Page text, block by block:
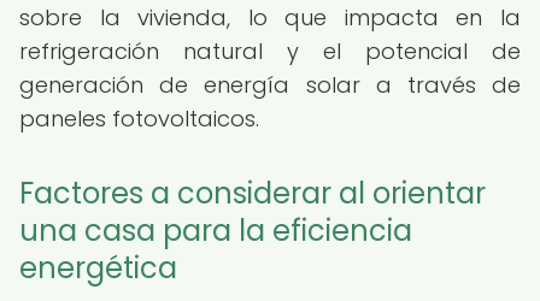
sobre la vivienda, lo que impacta en la
refrigeración natural y el potencial de
generación de energía solar a través de
paneles fotovoltaicos.
Factores a considerar al orientar
una casa para la eficiencia
energética